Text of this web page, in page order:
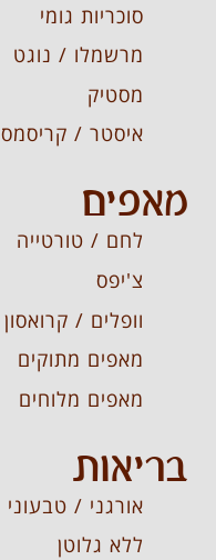
סוכריות גומי
מרשמלו / נוגט
מסטיק
איסטר / קריסמס
מאפים
לחם / טורטייה
צ'יפס
וופלים / קרואסון
מאפים מתוקים
מאפים מלוחים
בריאות
אורגני / טבעוני
ללא גלוטן